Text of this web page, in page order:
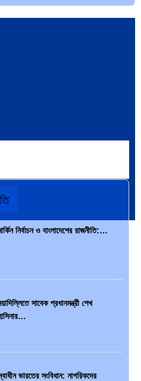
ক্রূরতা ও ধ্বংসের মহাকাব্য: পৃথিবীর…
নির্বাচন ও বাংলাদেশের রাজনীতি:…
সাবেক প্রধানমন্ত্রী শেখ
ভারতের সংবিধান: নাগরিকদের